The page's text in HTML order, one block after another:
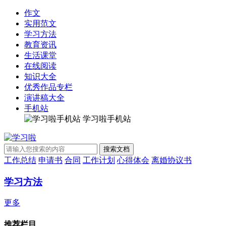
作文
实用范文
学习方法
教育资讯
生活课堂
在线阅读
知识大全
优秀作品专栏
演讲稿大全
手机站
学习啦手机站
工作总结 申请书 合同 工作计划 心得体会 离婚协议书
学习方法
更多
推荐栏目